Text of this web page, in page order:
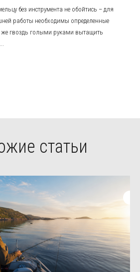
без инструмента не обойтись – для
работы необходимы определенные
же гвоздь голыми руками вытащить
статьи